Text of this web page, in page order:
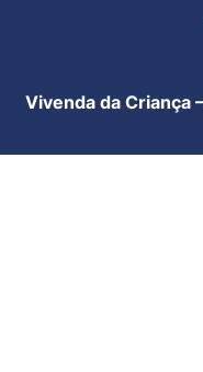
Vivenda da Criança